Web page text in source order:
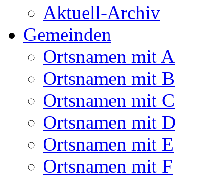
Aktuell-Archiv
Gemeinden
Ortsnamen mit A
Ortsnamen mit B
Ortsnamen mit C
Ortsnamen mit D
Ortsnamen mit E
Ortsnamen mit F